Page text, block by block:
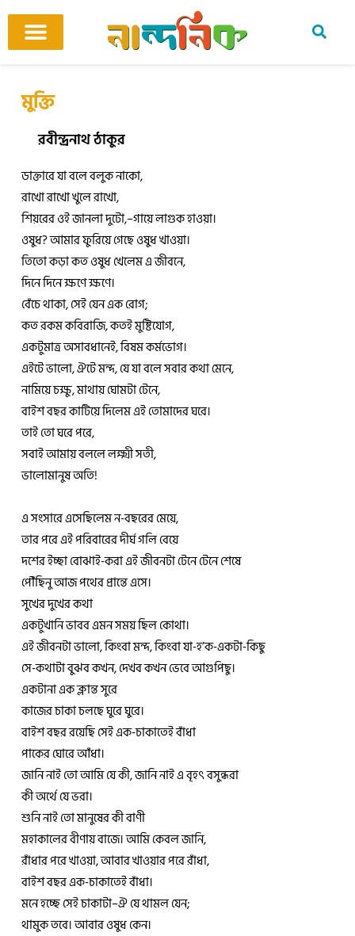
content
মুক্তি
রবীন্দ্রনাথ ঠাকুর
ডাক্তারে যা বলে বলুক নাকো,
রাখো রাখো খুলে রাখো,
শিয়রের ওই জানলা দুটো,–গায়ে লাগুক হাওয়া।
ওষুধ? আমার ফুরিয়ে গেছে ওষুধ খাওয়া।
তিতো কড়া কত ওষুধ খেলেম এ জীবনে,
দিনে দিনে ক্ষণে ক্ষণে।
বেঁচে থাকা, সেই যেন এক রোগ;
কত রকম কবিরাজি, কতই মুষ্টিযোগ,
একটুমাত্র অসাবধানেই, বিষম কর্মভোগ।
এইটে ভালো, ঐটে মন্দ, যে যা বলে সবার কথা মেনে,
নামিয়ে চক্ষু, মাথায় ঘোমটা টেনে,
বাইশ বছর কাটিয়ে দিলেম এই তোমাদের ঘরে।
তাই তো ঘরে পরে,
সবাই আমায় বললে লক্ষ্মী সতী,
ভালোমানুষ অতি!
এ সংসারে এসেছিলেম ন-বছরের মেয়ে,
তার পরে এই পরিবারের দীর্ঘ গলি বেয়ে
দশের ইচ্ছা বোঝাই-করা এই জীবনটা টেনে টেনে শেষে
পৌঁছিনু আজ পথের প্রান্তে এসে।
সুখের দুখের কথা
একটুখানি ভাবব এমন সময় ছিল কোথা।
এই জীবনটা ভালো, কিংবা মন্দ, কিংবা যা-হ’ক-একটা-কিছু
সে-কথাটা বুঝব কখন, দেখব কখন ভেবে আগুপিছু।
একটানা এক ক্লান্ত সুরে
কাজের চাকা চলছে ঘুরে ঘুরে।
বাইশ বছর রয়েছি সেই এক-চাকাতেই বাঁধা
পাকের ঘোরে আঁধা।
জানি নাই তো আমি যে কী, জানি নাই এ বৃহৎ বসুন্ধরা
কী অর্থে যে ভরা।
শুনি নাই তো মানুষের কী বাণী
মহাকালের বীণায় বাজে। আমি কেবল জানি,
রাঁধার পরে খাওয়া, আবার খাওয়ার পরে রাঁধা,
বাইশ বছর এক-চাকাতেই বাঁধা।
মনে হচ্ছে সেই চাকাটা–ঐ যে থামল যেন;
থামুক তবে। আবার ওষুধ কেন।